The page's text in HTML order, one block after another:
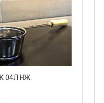
04Л НЖ.